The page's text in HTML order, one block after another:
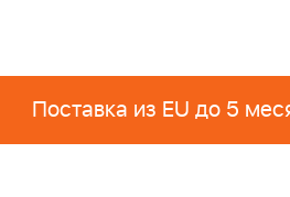
Поставка из EU до 5